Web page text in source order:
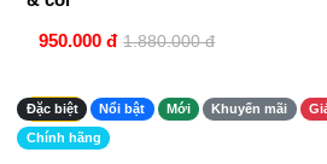
950.000 đ 1.880.000 đ
Đặc biệt Nổi bật Mới Khuyến mãi
Chính hãng
-52%